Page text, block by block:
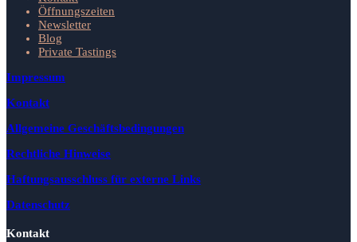
Öffnungszeiten
Newsletter
Blog
Private Tastings
Impressum
Kontakt
Allgemeine Geschäftsbedingungen
Rechtliche Hinweise
Haftungsausschluss für externe Links
Datenschutz
Kontakt